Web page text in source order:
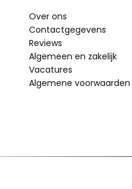
Over ons
Contactgegevens
Reviews
Algemeen en zakelijk
Vacatures
Algemene voorwaarden